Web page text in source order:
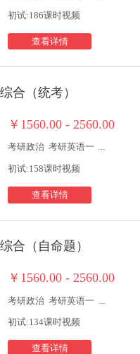
初试:186课时视频
查看详情
合（统考）
￥1560.00 - 2560.00
考研政治 考研英语一 ...
初试:158课时视频
查看详情
合（自命题）
￥1560.00 - 2560.00
考研政治 考研英语一
初试:134课时视频
查看详情